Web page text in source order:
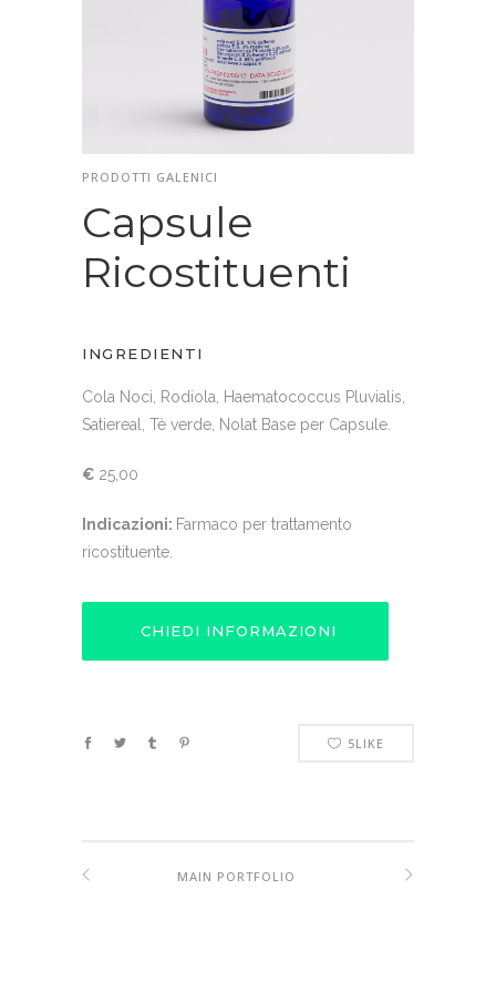
PRODOTTI GALENICI
Capsule
Ricostituenti
INGREDIENTI
Cola Noci, Rodiola, Haematococcus Pluvialis,
Satiereal, Tè verde, Nolat Base per Capsule.
€ 25,00
Indicazioni: Farmaco per trattamento
ricostituente.
CHIEDI INFORMAZIONI
5LIKE
MAIN PORTFOLIO